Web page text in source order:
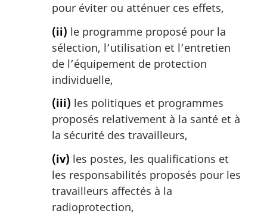
pour éviter ou atténuer ces effets,
(ii) le programme proposé pour la
sélection, l’utilisation et l’entretien
de l’équipement de protection
individuelle,
(iii) les politiques et programmes
proposés relativement à la santé et à
la sécurité des travailleurs,
(iv) les postes, les qualifications et
les responsabilités proposés pour les
travailleurs affectés à la
radioprotection,